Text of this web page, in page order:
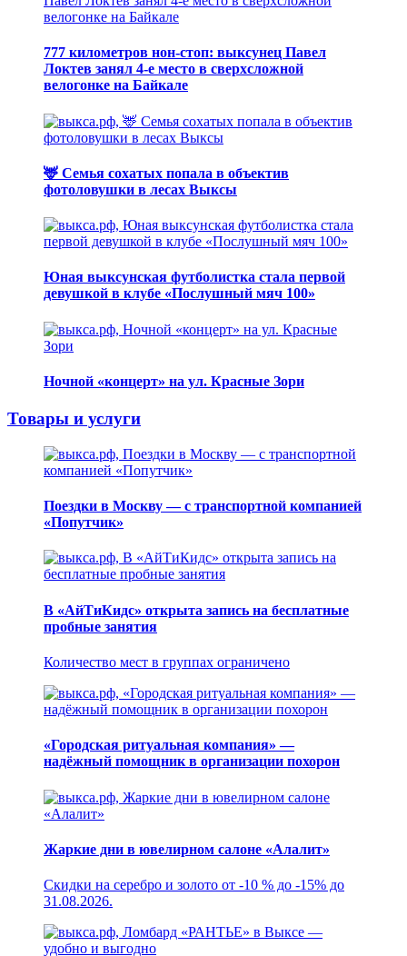
777 километров нон-стоп: выксунец Павел
Локтев занял 4-е место в сверхсложной
велогонке на Байкале
🦌 Семья сохатых попала в объектив
фотоловушки в лесах Выксы
Юная выксунская футболистка стала первой
девушкой в клубе «Послушный мяч 100»
Ночной «концерт» на ул. Красные Зори
Товары и услуги
Поездки в Москву — с транспортной компанией
«Попутчик»
В «АйТиКидс» открыта запись на бесплатные
пробные занятия
Количество мест в группах ограничено
«Городская ритуальная компания» —
надёжный помощник в организации похорон
Жаркие дни в ювелирном салоне «Алалит»
Скидки на серебро и золото от -10 % до -15% до
31.08.2026.